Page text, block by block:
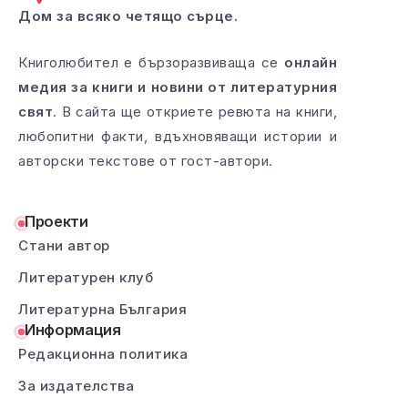
Дом за всяко четящо сърце.
Книголюбител е бързоразвиваща се онлайн
медия за книги и новини от литературния
свят. В сайта ще откриете ревюта на книги,
любопитни факти, вдъхновяващи истории и
авторски текстове от гост-автори.
Проекти
Стани автор
Литературен клуб
Литературна България
Информация
Редакционна политика
За издателства